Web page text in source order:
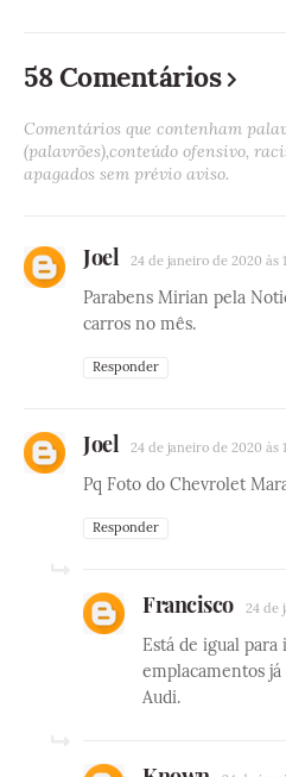
58 Comentários
Comentários que contenham
(palavrões),conteúdo ofensivo,
apagados sem prévio aviso.
Joel 24 de janeiro de 2020 às
Parabens Mirian pela
carros no mês.
Responder
Joel 24 de janeiro de 2020 às
Pq Foto do Chevrolet
Responder
Francisco 24 de
Está de igual para
emplacamentos
Audi.